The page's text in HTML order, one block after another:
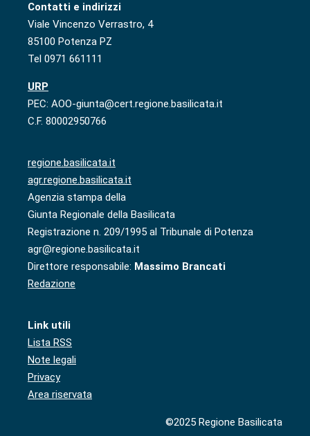
Contatti e indirizzi
Viale Vincenzo Verrastro, 4
85100 Potenza PZ
Tel 0971 661111
URP
PEC: AOO-giunta@cert.regione.basilicata.it
C.F. 80002950766
regione.basilicata.it
agr.regione.basilicata.it
Agenzia stampa della
Giunta Regionale della Basilicata
Registrazione n. 209/1995 al Tribunale di Potenza
agr@regione.basilicata.it
Direttore responsabile: Massimo Brancati
Redazione
Link utili
Lista RSS
Note legali
Privacy
Area riservata
©2025 Regione Basilicata